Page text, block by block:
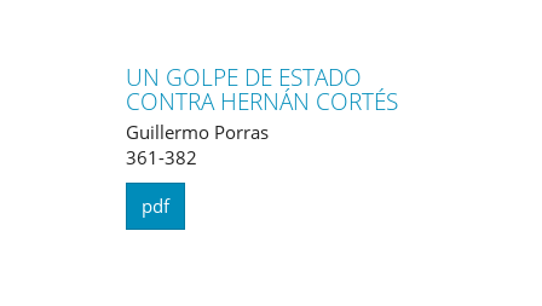
UN GOLPE DE ESTADO
CONTRA HERNÁN CORTÉS
Guillermo Porras
361-382
pdf